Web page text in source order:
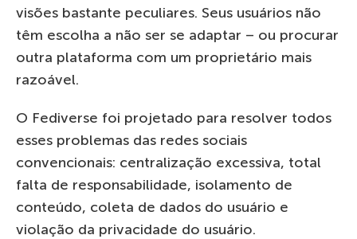
visões bastante peculiares. Seus usuários não
têm escolha a não ser se adaptar – ou procurar
outra plataforma com um proprietário mais
razoável.
O Fediverse foi projetado para resolver todos
esses problemas das redes sociais
convencionais: centralização excessiva, total
falta de responsabilidade, isolamento de
conteúdo, coleta de dados do usuário e
violação da privacidade do usuário.